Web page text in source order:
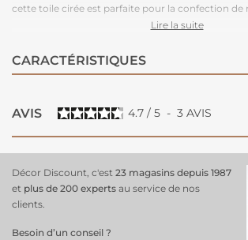
cette toile cirée est parfaite pour la confection de
table, de sacs ou même de trousses, ajoutant
aux taches, assurant ainsi la longévité de vos
Lire la suite
CARACTÉRISTIQUES
AVIS 4.7 / 5 - 3 AVIS
Décor Discount, c'est 23 magasins depuis 1987
et plus de 200 experts au service de nos
clients.
Besoin d’un conseil ?